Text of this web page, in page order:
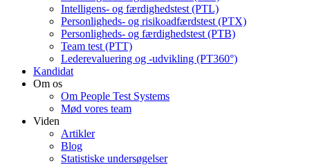
Intelligens- og færdighedstest (PTL)
Personligheds- og risikoadfærdstest (PTX)
Personligheds- og færdighedstest (PTB)
Team test (PTT)
Lederevaluering og -udvikling (PT360°)
Kandidat
Om os
Om People Test Systems
Mød vores team
Viden
Artikler
Blog
Statistiske undersøgelser